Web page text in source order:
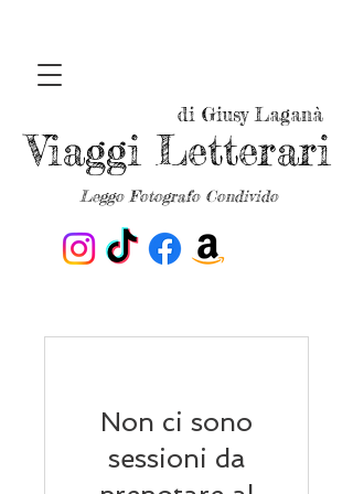
Leggo Fotografo Condivido
Viaggi Letterari
di Giusy Laganà
Non ci sono
sessioni da